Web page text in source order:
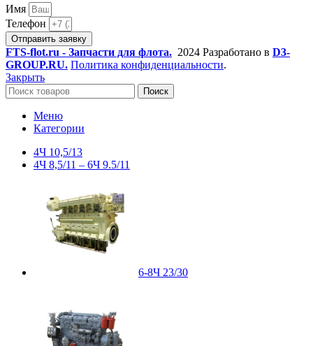
Имя
Телефон
Отправить заявку
FTS-flot.ru - Запчасти для флота. 2024 Разработано в D3-
GROUP.RU. Политика конфиденциальности.
Закрыть
Поиск
Меню
Категории
4Ч 10,5/13
4Ч 8,5/11 – 6Ч 9.5/11
6-8Ч 23/30